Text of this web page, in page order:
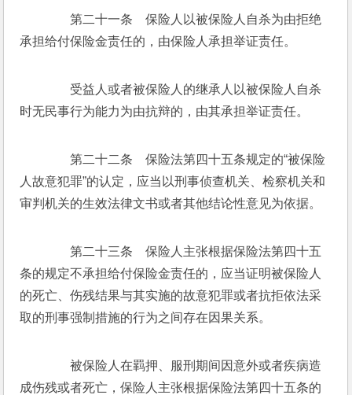
第二十一条　保险人以被保险人自杀为由拒绝
承担给付保险金责任的，由保险人承担举证责任。
受益人或者被保险人的继承人以被保险人自杀
时无民事行为能力为由抗辩的，由其承担举证责任。
第二十二条　保险法第四十五条规定的“被保险
人故意犯罪”的认定，应当以刑事侦查机关、检察机关和
审判机关的生效法律文书或者其他结论性意见为依据。
第二十三条　保险人主张根据保险法第四十五
条的规定不承担给付保险金责任的，应当证明被保险人
的死亡、伤残结果与其实施的故意犯罪或者抗拒依法采
取的刑事强制措施的行为之间存在因果关系。
被保险人在羁押、服刑期间因意外或者疾病造
成伤残或者死亡，保险人主张根据保险法第四十五条的